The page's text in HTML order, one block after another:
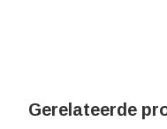
Gerelateerde